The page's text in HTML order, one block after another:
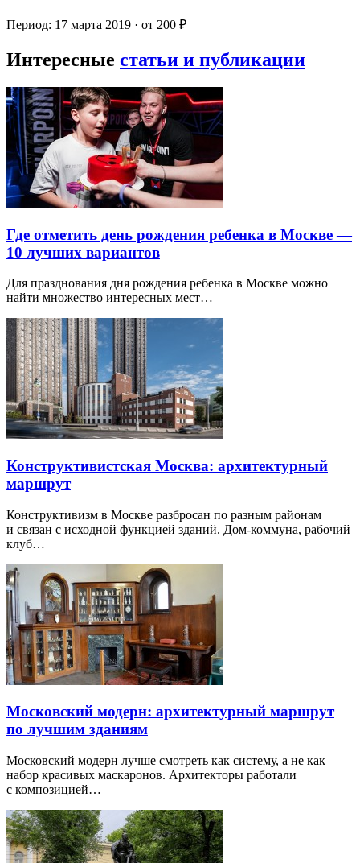
Период: 17 марта 2019 · от 200 ₽
Интересные статьи и публикации
Где отметить день рождения ребенка в Москве —
10 лучших вариантов
Для празднования дня рождения ребенка в Москве можно
найти множество интересных мест…
Конструктивистская Москва: архитектурный
маршрут
Конструктивизм в Москве разбросан по разным районам
и связан с исходной функцией зданий. Дом-коммуна, рабочий
клуб…
Московский модерн: архитектурный маршрут
по лучшим зданиям
Московский модерн лучше смотреть как систему, а не как
набор красивых маскаронов. Архитекторы работали
с композицией…